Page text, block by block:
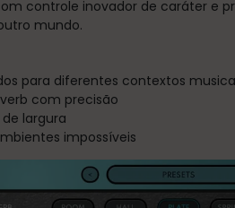
controle inovador de caráter e
mundo.
para diferentes contextos
com precisão
largura
impossíveis